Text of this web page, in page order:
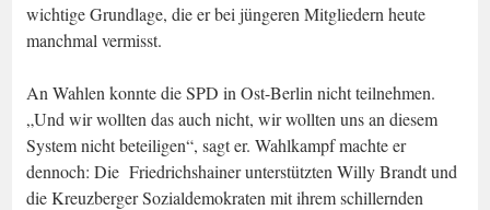
wichtige Grundlage, die er bei jüngeren Mitgliedern heute
manchmal vermisst.
An Wahlen konnte die SPD in Ost-Berlin nicht teilnehmen.
„Und wir wollten das auch nicht, wir wollten uns an diesem
System nicht beteiligen“, sagt er. Wahlkampf machte er
dennoch: Die Friedrichshainer unterstützten Willy Brandt und
die Kreuzberger Sozialdemokraten mit ihrem schillernden